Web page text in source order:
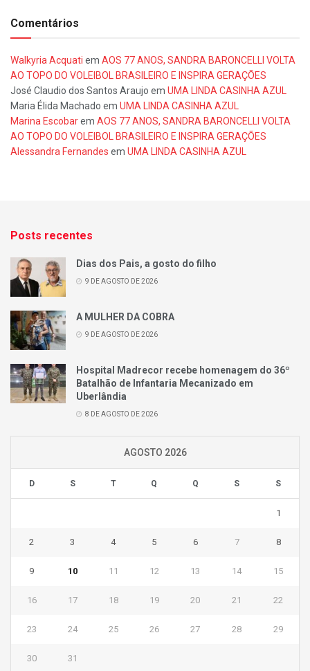
Comentários
Walkyria Acquati em AOS 77 ANOS, SANDRA BARONCELLI VOLTA
AO TOPO DO VOLEIBOL BRASILEIRO E INSPIRA GERAÇÕES
José Claudio dos Santos Araujo em UMA LINDA CASINHA AZUL
Maria Élida Machado em UMA LINDA CASINHA AZUL
Marina Escobarem AOS 77 ANOS, SANDRA BARONCELLI VOLTA
AO TOPO DO VOLEIBOL BRASILEIRO E INSPIRA GERAÇÕES
Alessandra Fernandes em UMA LINDA CASINHA AZUL
Posts recentes
Dias dos Pais, a gosto do filho
9 DE AGOSTO DE 2026
A MULHER DA COBRA
9 DE AGOSTO DE 2026
Hospital Madrecor recebe homenagem do 36º
Batalhão de Infantaria Mecanizado em
Uberlândia
8 DE AGOSTO DE 2026
AGOSTO 2026
D S T Q Q S S
1
2 3 4 5 6 7 8
9 10 11 12 13 14 15
16 17 18 19 20 21 22
23 24 25 26 27 28 29
30 31